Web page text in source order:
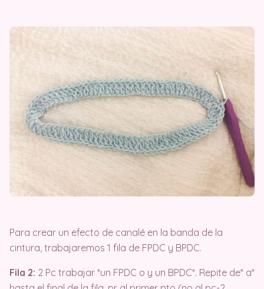
Para crear un efecto de canalé en la banda de la
cintura, trabajaremos 1 fila de FPDC y BPDC.
Fila 2: 2 Pc trabajar *un FPDC o y un BPDC*. Repite de* a*